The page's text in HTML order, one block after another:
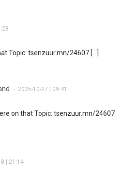
Topic: tsenzuur.mn/24607 […]
• 2025-10-27 | 09:41
on that Topic: tsenzuur.mn/24607
| 21:14